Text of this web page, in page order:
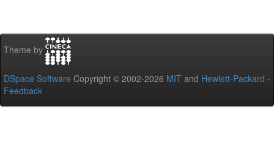
Theme by
DSpace Software Copyright © 2002-2026 MIT and Hewlett-Packard -
Feedback